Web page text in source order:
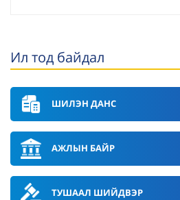
Ил тод байдал
ШИЛЭН ДАНС
АЖЛЫН БАЙР
ТУШААЛ ШИЙДВЭР